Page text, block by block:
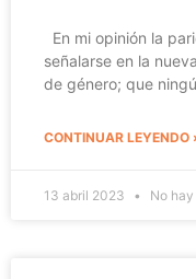
En mi opinión la
señalarse en la
de género; que
CONTINUAR LEYENDO
13 abril 2023 No